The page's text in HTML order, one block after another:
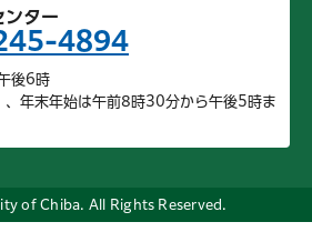
ンター
4894
後6時
、年末年始は午前8時30分から午後5時ま
of Chiba. All Rights Reserved.